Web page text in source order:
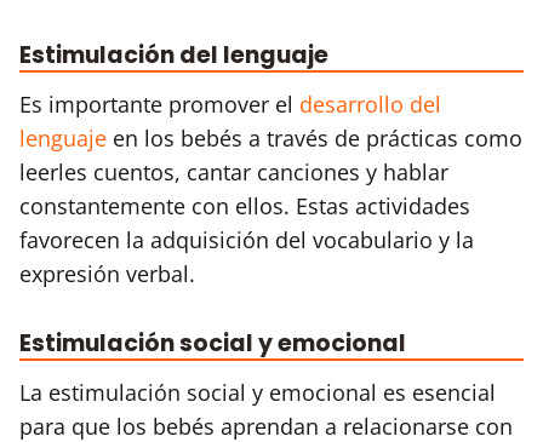
Estimulación del lenguaje
Es importante promover el desarrollo del
lenguaje en los bebés a través de prácticas como
leerles cuentos, cantar canciones y hablar
constantemente con ellos. Estas actividades
favorecen la adquisición del vocabulario y la
expresión verbal.
Estimulación social y emocional
La estimulación social y emocional es esencial
para que los bebés aprendan a relacionarse con